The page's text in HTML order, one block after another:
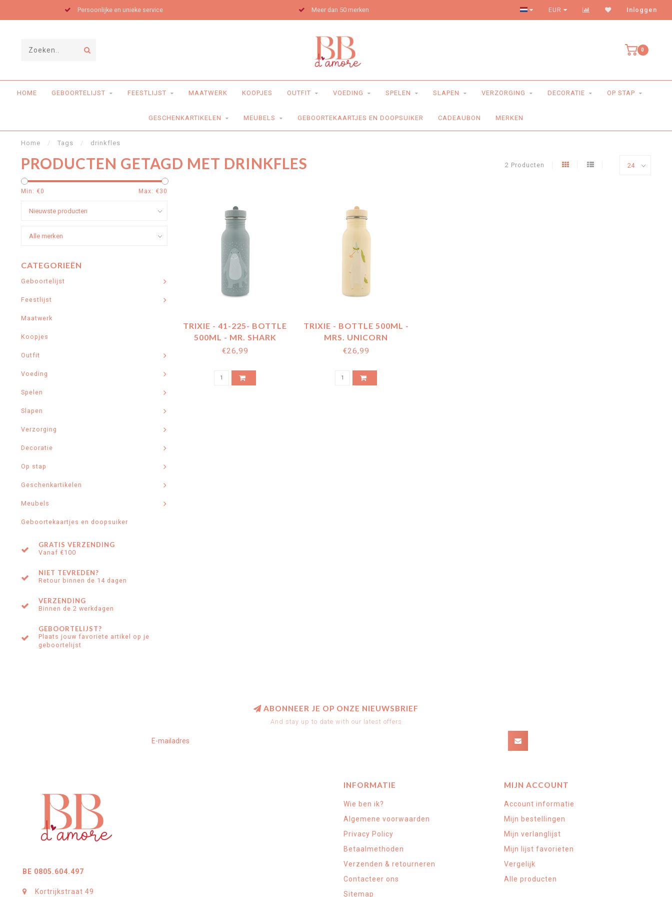
Persoonlijke en unieke service Meer dan 50 merken Levering aan huis
EUR Inloggen
0
HOME GEBOORTELIJST FEESTLIJST MAATWERK KOOPJES OUTFIT VOEDING SPELEN SLAPEN VERZORGING DECORATIE OP STAP
GESCHENKARTIKELEN MEUBELS GEBOORTEKAARTJES EN DOOPSUIKER CADEAUBON MERKEN
Home / Tags / drinkfles
PRODUCTEN GETAGD MET DRINKFLES 2 Producten
Min: €0 Max: €30
CATEGORIEËN
Geboortelijst
Feestlijst
Maatwerk
Koopjes
Outfit
Voeding
Spelen
Slapen
Verzorging
Decoratie
Op stap
Geschenkartikelen
Meubels
Geboortekaartjes en doopsuiker
GRATIS VERZENDING
Vanaf €100
NIET TEVREDEN?
Retour binnen de 14 dagen
VERZENDING
Binnen de 2 werkdagen
GEBOORTELIJST?
Plaats jouw favoriete artikel op je
geboortelijst
TRIXIE - 41-225- BOTTLE
500ML - MR. SHARK
€26,99
TRIXIE - BOTTLE 500ML -
MRS. UNICORN
€26,99
ABONNEER JE OP ONZE NIEUWSBRIEF
And stay up to date with our latest offers
BE 0805.604.497
Kortrijkstraat 49
INFORMATIE
Wie ben ik?
Algemene voorwaarden
Privacy Policy
Betaalmethoden
Verzenden & retourneren
Contacteer ons
Sitemap
MIJN ACCOUNT
Account informatie
Mijn bestellingen
Mijn verlanglijst
Mijn lijst favorieten
Vergelijk
Alle producten